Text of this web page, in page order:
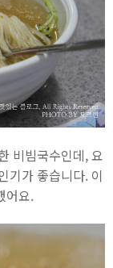
비빔국수인데, 요
기가 좋습니다. 이
어요.